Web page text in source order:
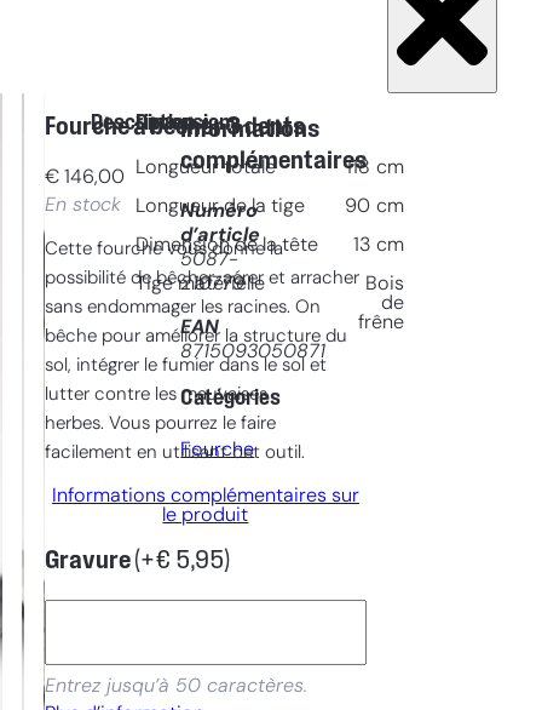
Fourche à bêcher 3 dents
€ 146,00
En stock
Cette fourche vous donne la
possibilité de bêcher, aérer et arracher
sans endommager les racines. On
bêche pour améliorer la structure du
sol, intégrer le fumier dans le sol et
lutter contre les mauvaises
herbes. Vous pourrez le faire
facilement en utilisant cet outil.
Informations complémentaires sur
le produit
Gravure(+€ 5,95)
Entrez jusqu’à 50 caractères.
Description
Dimensions
Longueur totale 118 cm
Longueur de la tige 90 cm
Dimension de la tête 13 cm
Tige matérielle
Bois
de
frêne
Informations
complémentaires
Numéro
d’article
5087-
210779
EAN
8715093050871
Catégories
Fourche